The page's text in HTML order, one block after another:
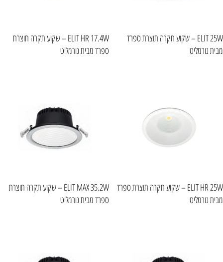
ELIT 25W – שקוע תקרה תוצרת ספרד
מבית נורמליט
ELIT HR 17.4W – שקוע תקרה תוצרת
ספרד מבית נורמליט
ELIT HR 25W – שקוע תקרה תוצרת ספרד
מבית נורמליט
ELIT MAX 35.2W – שקוע תקרה תוצרת
ספרד מבית נורמליט